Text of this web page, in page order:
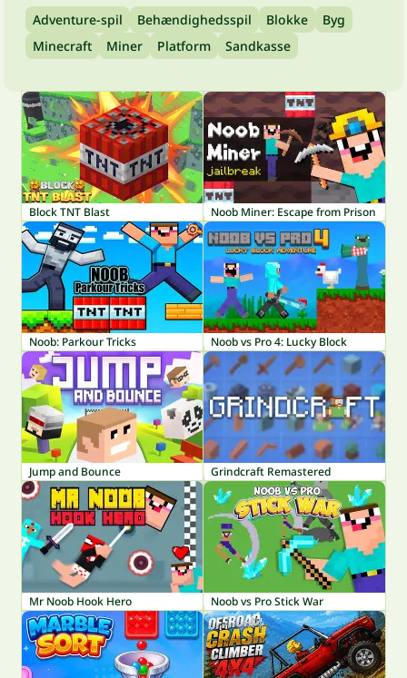
Adventure-spil Behændighedsspil Blokke
Byg
Minecraft
Miner Platform Sandkasse
Block TNT Blast Noob Miner: Escape from Prison
Noob: Parkour Tricks Noob vs Pro 4: Lucky Block
Jump and Bounce Grindcraft Remastered
Mr Noob Hook Hero Noob vs Pro Stick War